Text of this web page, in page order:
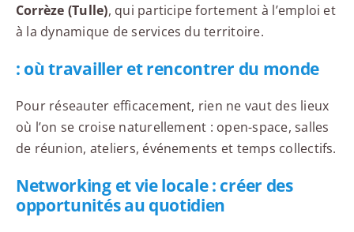
Corrèze (Tulle), qui participe fortement à l’emploi et
à la dynamique de services du territoire.
: où travailler et rencontrer du monde
Pour réseauter efficacement, rien ne vaut des lieux
où l’on se croise naturellement : open-space, salles
de réunion, ateliers, événements et temps collectifs.
Networking et vie locale : créer des
opportunités au quotidien